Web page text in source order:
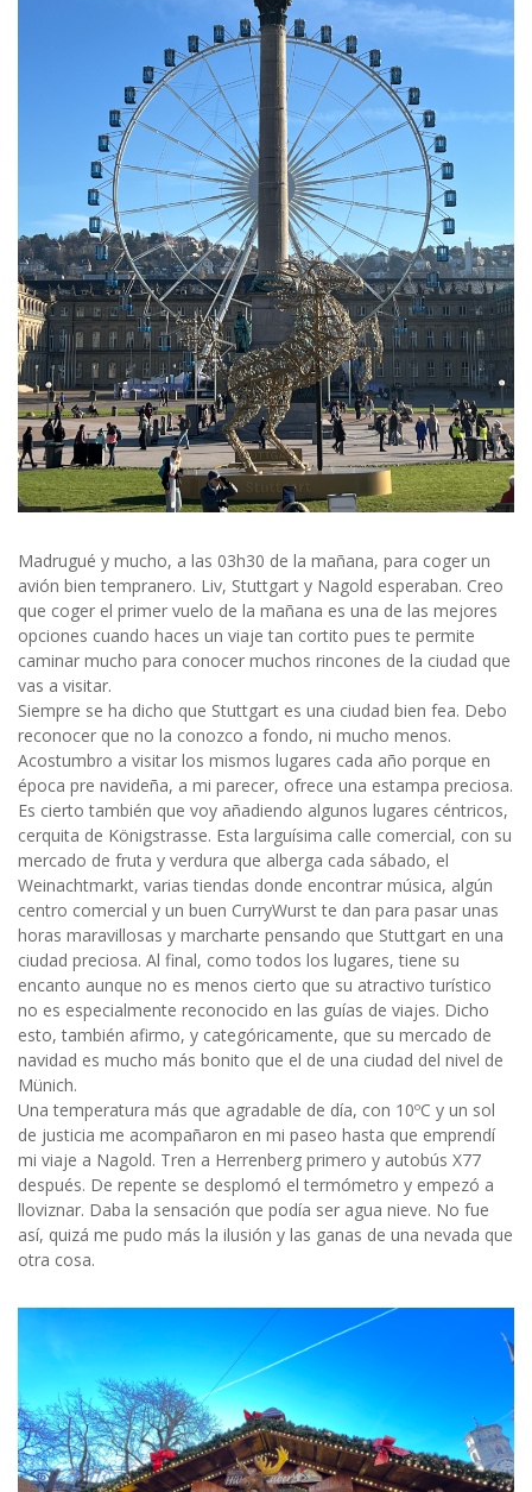
Madrugué y mucho, a las 03h30 de la mañana, para coger un
avión bien tempranero. Liv, Stuttgart y Nagold esperaban. Creo
que coger el primer vuelo de la mañana es una de las mejores
opciones cuando haces un viaje tan cortito pues te permite
caminar mucho para conocer muchos rincones de la ciudad que
vas a visitar.
Siempre se ha dicho que Stuttgart es una ciudad bien fea. Debo
reconocer que no la conozco a fondo, ni mucho menos.
Acostumbro a visitar los mismos lugares cada año porque en
época pre navideña, a mi parecer, ofrece una estampa preciosa.
Es cierto también que voy añadiendo algunos lugares céntricos,
cerquita de Königstrasse. Esta larguísima calle comercial, con su
mercado de fruta y verdura que alberga cada sábado, el
Weinachtmarkt, varias tiendas donde encontrar música, algún
centro comercial y un buen CurryWurst te dan para pasar unas
horas maravillosas y marcharte pensando que Stuttgart en una
ciudad preciosa. Al final, como todos los lugares, tiene su
encanto aunque no es menos cierto que su atractivo turístico
no es especialmente reconocido en las guías de viajes. Dicho
esto, también afirmo, y categóricamente, que su mercado de
navidad es mucho más bonito que el de una ciudad del nivel de
Münich.
Una temperatura más que agradable de día, con 10ºC y un sol
de justicia me acompañaron en mi paseo hasta que emprendí
mi viaje a Nagold. Tren a Herrenberg primero y autobús X77
después. De repente se desplomó el termómetro y empezó a
lloviznar. Daba la sensación que podía ser agua nieve. No fue
así, quizá me pudo más la ilusión y las ganas de una nevada que
otra cosa.